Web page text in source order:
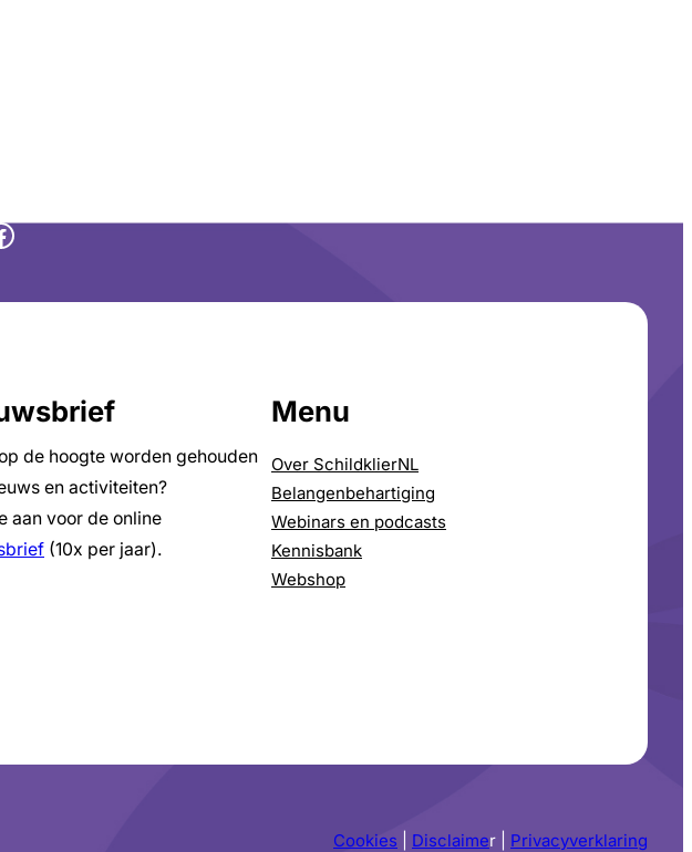
de hoogte worden gehouden
en activiteiten?
aan voor de online
(10x per jaar).
Menu
Over SchildklierNL
Belangenbehartiging
Webinars en podcasts
Kennisbank
Webshop
Cookies Disclaimer | Privacyverklaring